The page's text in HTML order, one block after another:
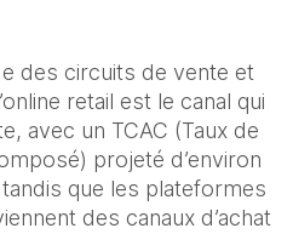
des circuits de vente et
retail est le canal qui
avec un TCAC (Taux de
projeté d’environ
tandis que les plateformes
des canaux d’achat